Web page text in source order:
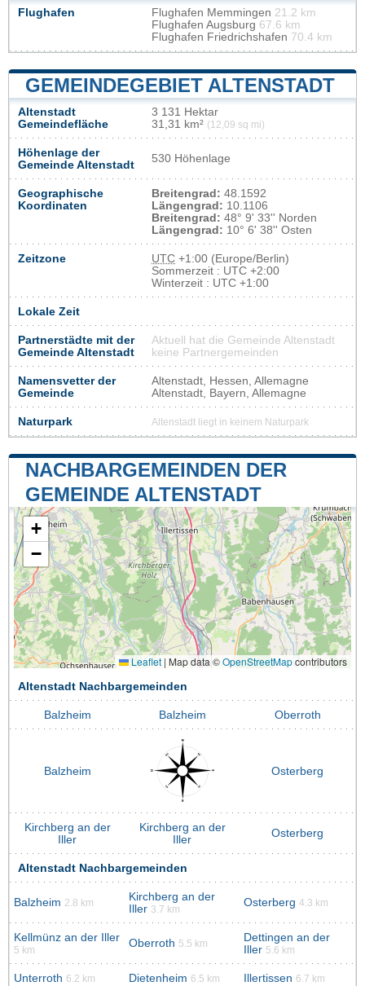
Flughafen Flughafen Memmingen 21.2 km
Flughafen Augsburg 67.6 km
Flughafen Friedrichshafen 70.4 km
GEMEINDEGEBIET ALTENSTADT
Altenstadt
Gemeindefläche
3 131 Hektar
31,31 km² (12,09 sq mi)
Höhenlage der
Gemeinde Altenstadt
530 Höhenlage
Geographische
Koordinaten
Breitengrad: 48.1592
Längengrad: 10.1106
Breitengrad: 48° 9' 33'' Norden
Längengrad: 10° 6' 38'' Osten
Zeitzone UTC +1:00 (Europe/Berlin)
Sommerzeit : UTC +2:00
Winterzeit : UTC +1:00
Lokale Zeit
Partnerstädte mit der
Gemeinde Altenstadt
Aktuell hat die Gemeinde Altenstadt
keine Partnergemeinden
Namensvetter der
Gemeinde
Altenstadt, Hessen, Allemagne
Altenstadt, Bayern, Allemagne
Naturpark Altenstadt liegt in keinem Naturpark
NACHBARGEMEINDEN DER
GEMEINDE ALTENSTADT
+
−
Leaflet | Map data ©OpenStreetMapcontributors
Altenstadt Nachbargemeinden
Balzheim Balzheim Oberroth
Balzheim Osterberg
Kirchberg an der
Iller
Kirchberg an der
Iller
Osterberg
Altenstadt Nachbargemeinden
Balzheim 2.8 km
Kirchberg an der
Iller 3.7 km
Osterberg 4.3 km
Kellmünz an der Iller
5 km
Oberroth 5.5 km
Dettingen an der
Iller 5.6 km
Unterroth 6.2 km Dietenheim 6.5 km Illertissen 6.7 km